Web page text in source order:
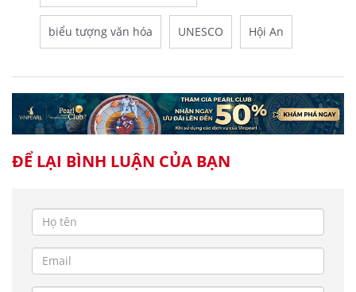
biểu tượng văn hóa UNESCO Hội An
ĐỂ LẠI BÌNH LUẬN CỦA BẠN